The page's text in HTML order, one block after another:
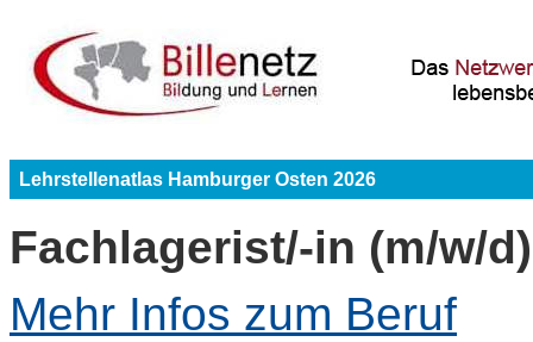
Lehrstellenatlas Hamburger Osten 2026
Fachlagerist/-in (m/w/d)
Mehr Infos zum Beruf